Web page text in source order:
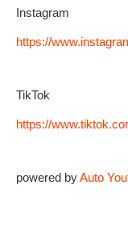
Instagram
https://
TikTok
https://
powered byAuto